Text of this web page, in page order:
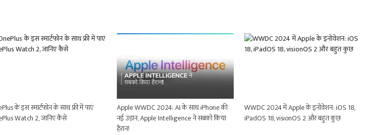
के इस स्मार्टफोन के साथ फ्री में पाएं
Watch 2, जानिए कैसे
Apple WWDC 2024: AI के साथ iPhone की
नई उड़ान, Apple Intelligence ने सबको किया
हैरान!
WWDC 2024 में Apple के इनोवेशन: iOS 18,
iPadOS 18, visionOS 2 और बहुत कुछ